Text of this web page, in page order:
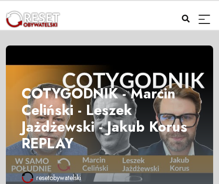
COTYGODNIK - Marcin
Celiński - Leszek
Jażdżewski - Jakub Korus
REPLAY
resetobywatelski